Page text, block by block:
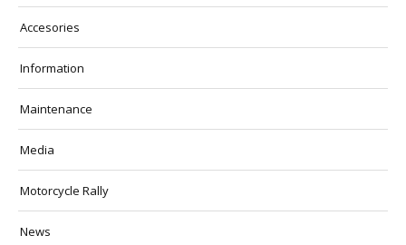
Accesories
Information
Maintenance
Media
Motorcycle Rally
News